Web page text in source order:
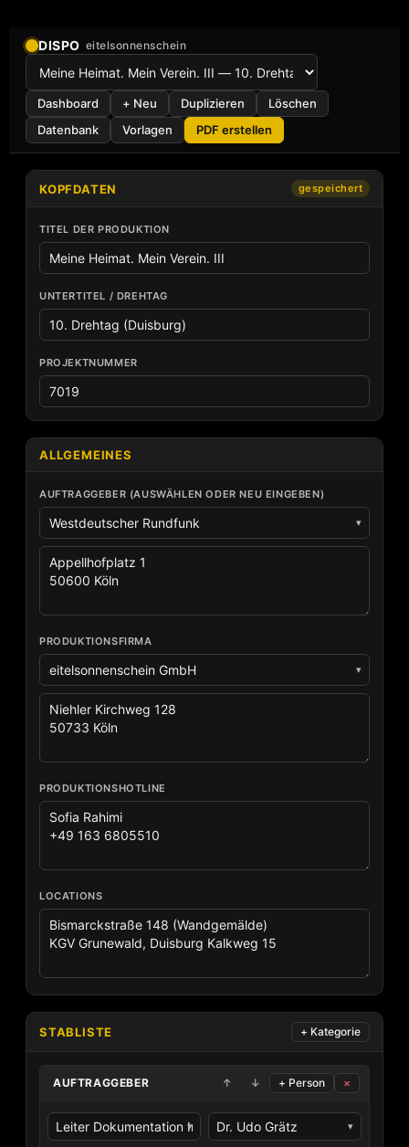
springenDISPO eitelsonnenschein
Dashboard + Neu Duplizieren
Löschen
Datenbank
Vorlagen PDF erstellen
KOPFDATEN gespeichert
TITEL DER PRODUKTION
UNTERTITEL / DREHTAG
PROJEKTNUMMER
ALLGEMEINES
AUFTRAGGEBER (AUSWÄHLEN ODER NEU EINGEBEN)
▾
PRODUKTIONSFIRMA
▾
PRODUKTIONSHOTLINE
LOCATIONS
STABLISTE + Kategorie
↑ ↓ + Person ×
▾ ▾